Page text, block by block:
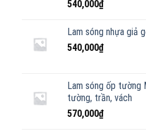
540,000₫
Lam sóng nhựa giả
540,000₫
Lam sóng ốp tường
tường, trần, vách
570,000₫